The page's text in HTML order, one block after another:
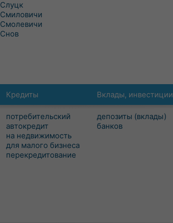
Слуцк
Смиловичи
Смолевичи
Снов
Кредиты
потребительский
автокредит
на недвижимость
для малого бизнеса
перекредитование
Вклады, инвестиции
депозиты (вклады)
банков